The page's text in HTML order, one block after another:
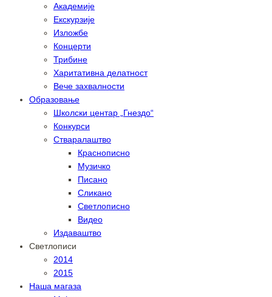
Академије
Екскурзије
Изложбе
Концерти
Трибине
Харитативна делатност
Вече захвалности
Образовање
Школски центар „Гнездо“
Конкурси
Стваралаштво
Краснописно
Музичко
Писано
Сликано
Светлописно
Видео
Издаваштво
Светлописи
2014
2015
Наша магаза